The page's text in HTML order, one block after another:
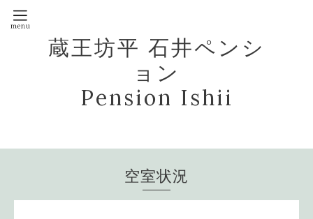
蔵王坊平 石井ペンシ
ョン
Pension Ishii
空室状況